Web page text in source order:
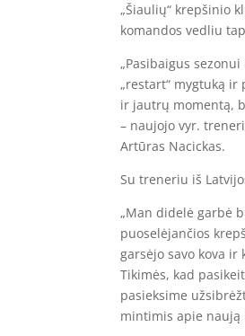
„Šiaulių“ krepšinio
komandos vedliu
„Pasibaigus
„restart“ mygtuką
ir jautrų momentą,
– naujojo vyr.
Artūras Nacickas.
Su treneriu iš
„Man didelė garbė
puoselėjančios
garsėjo savo kova
Tikimės, kad
pasieksime
mintimis apie naują